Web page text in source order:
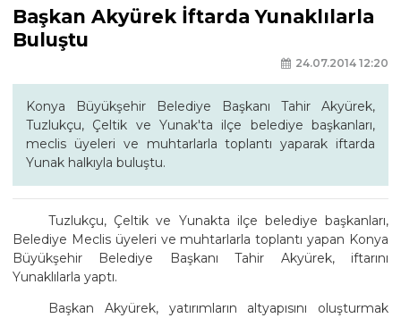
Başkan Akyürek İftarda Yunaklılarla
Buluştu
24.07.2014 12:20
Konya Büyükşehir Belediye Başkanı Tahir Akyürek,
Tuzlukçu, Çeltik ve Yunak'ta ilçe belediye başkanları,
meclis üyeleri ve muhtarlarla toplantı yaparak iftarda
Yunak halkıyla buluştu.
Tuzlukçu, Çeltik ve Yunakta ilçe belediye başkanları,
Belediye Meclis üyeleri ve muhtarlarla toplantı yapan Konya
Büyükşehir Belediye Başkanı Tahir Akyürek, iftarını
Yunaklılarla yaptı.
Başkan Akyürek, yatırımların altyapısını oluşturmak